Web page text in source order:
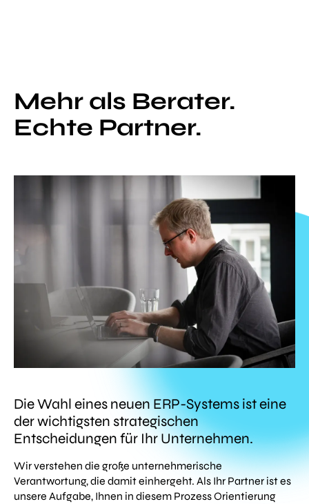
Skip
main
Mehr als Berater.
Echte Partner.
Die Wahl eines neuen ERP-Systems ist eine
der wichtigsten strategischen
Entscheidungen für Ihr Unternehmen.
Wir verstehen die große unternehmerische
Verantwortung, die damit einhergeht. Als Ihr Partner ist es
unsere Aufgabe, Ihnen in diesem Prozess Orientierung